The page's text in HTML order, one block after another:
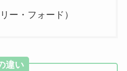
リー・フォード）
違い